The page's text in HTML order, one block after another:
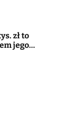
zł to
jego